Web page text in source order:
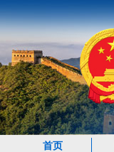
首页